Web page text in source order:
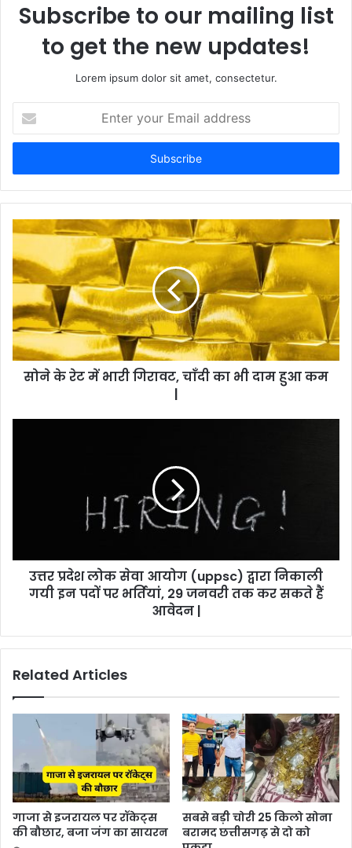
Subscribe to our mailing list
to get the new updates!
Lorem ipsum dolor sit amet, consectetur.
your
Email
सोने के रेट में भारी गिरावट, चाँदी का भी दाम हुआ कम
|
उत्तर प्रदेश लोक सेवा आयोग (uppsc) द्वारा निकाली
गयी इन पदों पर भर्तियां, 29 जनवरी तक कर सकते हैं
आवेदन |
Related Articles
गाजा से इजरायल पर रॉकेट्स
की बौछार, बजा जंग का सायरन
सबसे बड़ी चोरी 25 किलो सोना
बरामद छत्तीसगढ़ से दो को